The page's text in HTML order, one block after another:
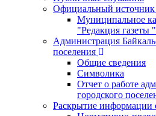
Официальный
Муниципальное
"Редакция газеты
Администрация
поселения
Общие сведения
Символика
Отчет о работе
городского
Раскрытие информации